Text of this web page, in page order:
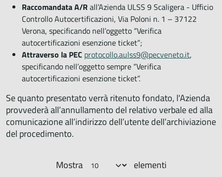
Raccomandata A/Rall’Azienda ULSS 9 Scaligera - Ufficio
Controllo Autocertificazioni, Via Poloni n. 1 – 37122
Verona, specificando nell’oggetto “Verifica
autocertificazioni esenzione ticket”;
Attraverso la PEC protocollo.aulss9@pecveneto.it,
specificando nell’oggetto sempre “Verifica
autocertificazioni esenzione ticket”.
Se quanto presentato verrà ritenuto fondato, l'Azienda
provvederà all’annullamento del relativo verbale ed alla
comunicazione all’indirizzo dell’utente dell’archiviazione
del procedimento.
Mostra
elementi